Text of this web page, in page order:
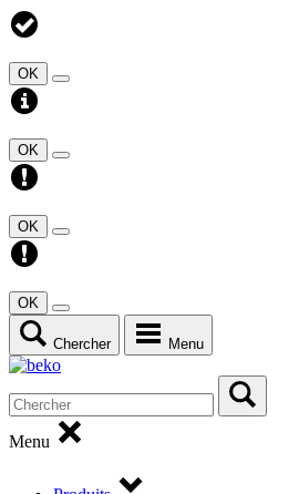
OK
OK
OK
OK
Chercher Menu
Menu